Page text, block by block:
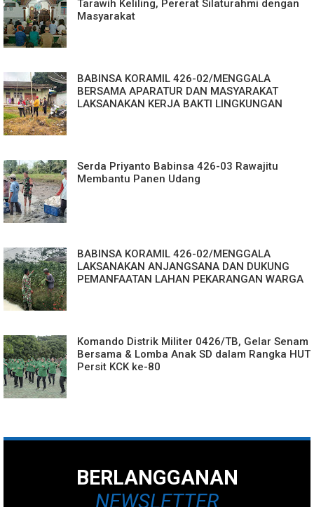
Tarawih Keliling, Pererat Silaturahmi dengan
Masyarakat
BABINSA KORAMIL 426-02/MENGGALA
BERSAMA APARATUR DAN MASYARAKAT
LAKSANAKAN KERJA BAKTI LINGKUNGAN
Serda Priyanto Babinsa 426-03 Rawajitu
Membantu Panen Udang
BABINSA KORAMIL 426-02/MENGGALA
LAKSANAKAN ANJANGSANA DAN DUKUNG
PEMANFAATAN LAHAN PEKARANGAN WARGA
Komando Distrik Militer 0426/TB, Gelar Senam
Bersama & Lomba Anak SD dalam Rangka HUT
Persit KCK ke-80
BERLANGGANAN
NEWSLETTER